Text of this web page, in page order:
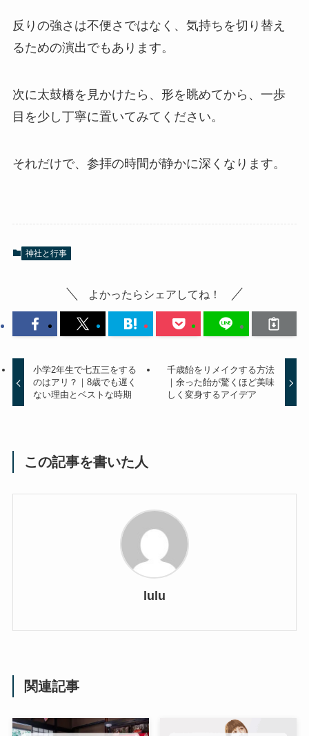
反りの強さは不便さではなく、気持ちを切り替え
るための演出でもあります。
次に太鼓橋を見かけたら、形を眺めてから、一歩
目を少し丁寧に置いてみてください。
それだけで、参拝の時間が静かに深くなります。
神社と行事
よかったらシェアしてね！
小学2年生で七五三をする
のはアリ？｜8歳でも遅く
ない理由とベストな時期
千歳飴をリメイクする方法
｜余った飴が驚くほど美味
しく変身するアイデア
この記事を書いた人
lulu
関連記事